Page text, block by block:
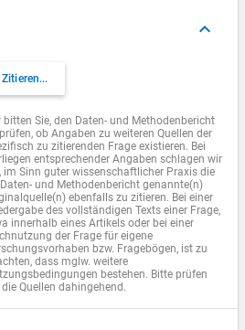
keyboard_arrow_up
Zitieren...
bitten Sie, den Daten- und Methodenbericht
ob Angaben zu weiteren Quellen der
zu zitierenden Frage existieren. Bei
entsprechender Angaben schlagen wir
im Sinn guter wissenschaftlicher Praxis die
und Methodenbericht genannte(n)
ebenfalls zu zitieren. Bei einer
des vollständigen Texts einer Frage,
innerhalb eines Artikels oder bei einer
der Frage für eigene
bzw. Fragebögen, ist zu
dass mglw. weitere
bestehen. Bitte prüfen
die Quellen dahingehend.